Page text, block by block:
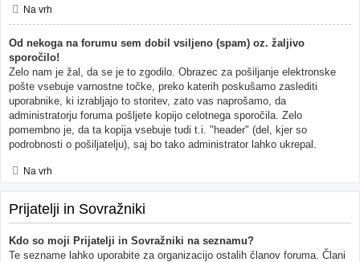
Na vrh
Od nekoga na forumu sem dobil vsiljeno (spam) oz. žaljivo
sporočilo!
Zelo nam je žal, da se je to zgodilo. Obrazec za pošiljanje elektronske
pošte vsebuje varnostne točke, preko katerih poskušamo zaslediti
uporabnike, ki izrabljajo to storitev, zato vas naprošamo, da
administratorju foruma pošljete kopijo celotnega sporočila. Zelo
pomembno je, da ta kopija vsebuje tudi t.i. "header" (del, kjer so
podrobnosti o pošiljatelju), saj bo tako administrator lahko ukrepal.
Na vrh
Prijatelji in Sovražniki
Kdo so moji Prijatelji in Sovražniki na seznamu?
Te sezname lahko uporabite za organizacijo ostalih članov foruma. Člani